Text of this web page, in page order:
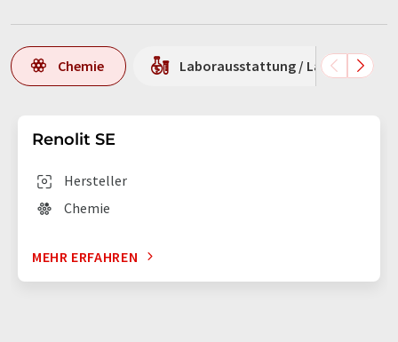
Chemie Laborausstattung / Laborbedarf
Renolit SE
Hersteller
Chemie
MEHR ERFAHREN